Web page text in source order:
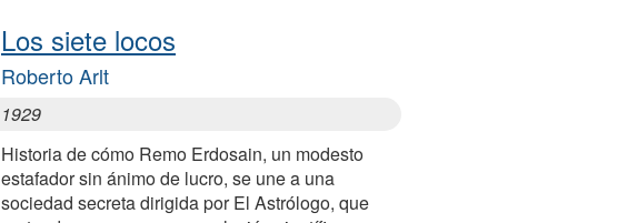
Los siete locos
Roberto Arlt
1929
Historia de cómo Remo Erdosain, un modesto
estafador sin ánimo de lucro, se une a una
sociedad secreta dirigida por El Astrólogo, que